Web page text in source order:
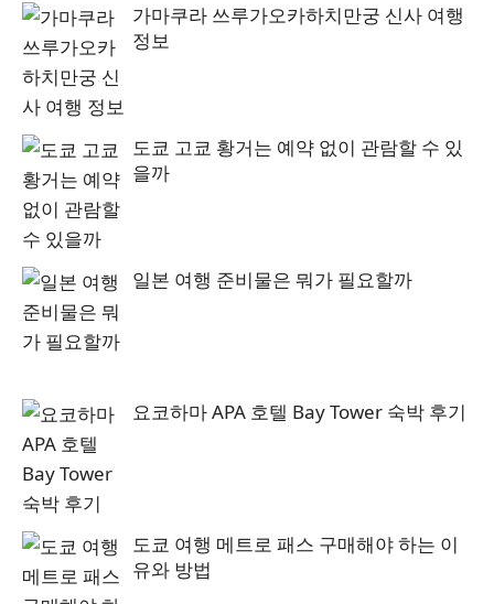
가마쿠라 쓰루가오카하치만궁 신사 여행
정보
도쿄 고쿄 황거는 예약 없이 관람할 수 있
을까
일본 여행 준비물은 뭐가 필요할까
요코하마 APA 호텔 Bay Tower 숙박 후기
도쿄 여행 메트로 패스 구매해야 하는 이
유와 방법